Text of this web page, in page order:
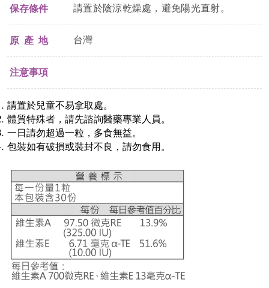
保存條件 請置於陰涼乾燥處，避免陽光直射。
原 產 地 台灣
注意事項
請置於兒童不易拿取處。
體質特殊者，請先諮詢醫藥專業人員。
一日請勿超過一粒，多食無益。
包裝如有破損或裝封不良，請勿食用。